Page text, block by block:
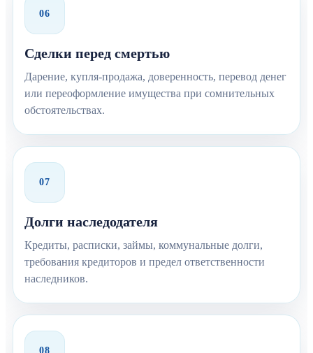
06
Сделки перед смертью
Дарение, купля-продажа, доверенность, перевод денег
или переоформление имущества при сомнительных
обстоятельствах.
07
Долги наследодателя
Кредиты, расписки, займы, коммунальные долги,
требования кредиторов и предел ответственности
наследников.
08